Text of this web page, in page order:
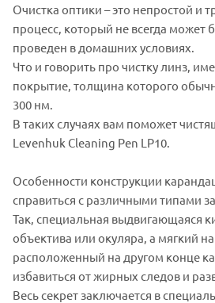
Очистка оптики – это непростой и
процесс, который не всегда может
проведен в домашних условиях.
Что и говорить про чистку линз,
покрытие, толщина которого
300 нм.
В таких случаях вам поможет
Levenhuk Cleaning Pen LP10.
Особенности конструкции
справиться с различными типами
Так, специальная выдвигающаяся
объектива или окуляра, а мягкий
расположенный на другом конце
избавиться от жирных следов и
Весь секрет заключается в